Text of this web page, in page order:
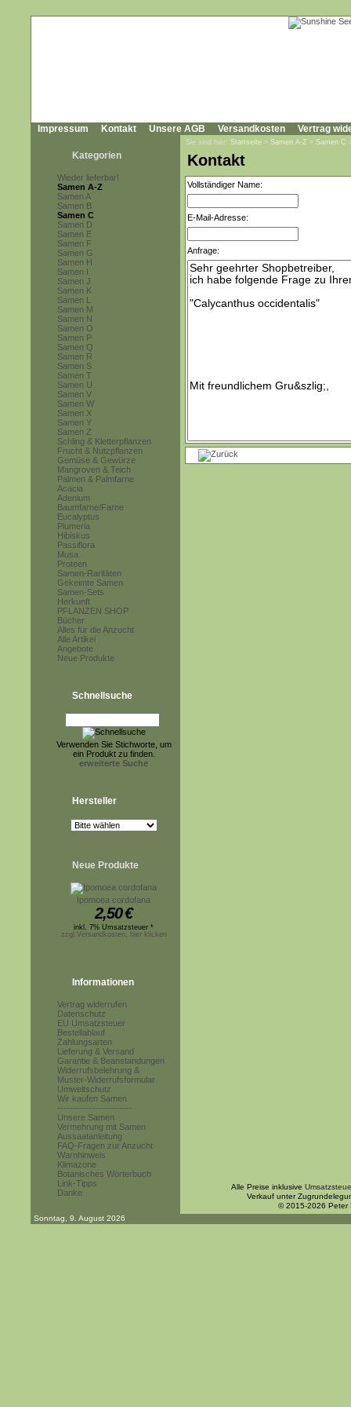
Impressum Kontakt Unsere AGB Versandkosten Vertrag
Kategorien
Wieder lieferbar!
Samen A-Z
Samen A
Samen B
Samen C
Samen D
Samen E
Samen F
Samen G
Samen H
Samen I
Samen J
Samen K
Samen L
Samen M
Samen N
Samen O
Samen P
Samen Q
Samen R
Samen S
Samen T
Samen U
Samen V
Samen W
Samen X
Samen Y
Samen Z
Schling & Kletterpflanzen
Frucht & Nutzpflanzen
Gemüse & Gewürze
Mangroven & Teich
Palmen & Palmfarne
Acacia
Adenium
Baumfarne/Farne
Eucalyptus
Plumeria
Hibiskus
Passiflora
Musa
Proteen
Samen-Raritäten
Gekeimte Samen
Samen-Sets
Herkunft
PFLANZEN SHOP
Bücher
Alles für die Anzucht
Alle Artikel
Angebote
Neue Produkte
Schnellsuche
Verwenden Sie Stichworte, um
ein Produkt zu finden.
erweiterte Suche
Hersteller
Neue Produkte
Ipomoea cordofana
2,50€
inkl. 7% Umsatzsteuer *
zzgl.Versandkosten, hier klicken
Informationen
Vertrag widerrufen
Datenschutz
EU Umsatzsteuer
Bestellablauf
Zahlungsarten
Lieferung & Versand
Garantie & Beanstandungen
Widerrufsbelehrung &
Muster-Widerrufsformular
Umweltschutz
Wir kaufen Samen
------------------------
Unsere Samen
Vermehrung mit Samen
Aussaatanleitung
FAQ-Fragen zur Anzucht
Warnhinweis
Klimazone
Botanisches Wörterbuch
Link-Tipps
Danke
Sie sind hier: Startseite » Samen A-Z » Samen C
Kontakt
Vollständiger Name:
E-Mail-Adresse:
Anfrage:
Alle Preise inklusive
Verkauf unter
© 2015-2026 Peter
Sonntag, 9. August 2026